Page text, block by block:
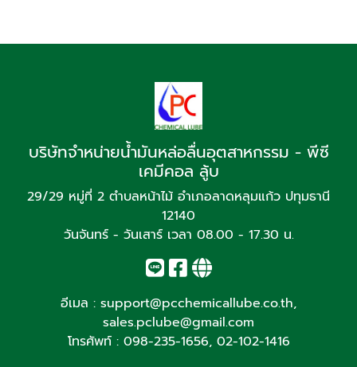
บริษัทจำหน่ายน้ำมันหล่อลื่นอุตสาหกรรม - พีซี
เคมีคอล ลู้บ
29/29 หมู่ที่ 2 ตำบลหน้าไม้ อำเภอลาดหลุมแก้ว ปทุมธานี
12140
วันจันทร์ - วันเสาร์ เวลา 08.00 - 17.30 น.
อีเมล : support@pcchemicallube.co.th,
sales.pclube@gmail.com
โทรศัพท์ : 098-235-1656, 02-102-1416